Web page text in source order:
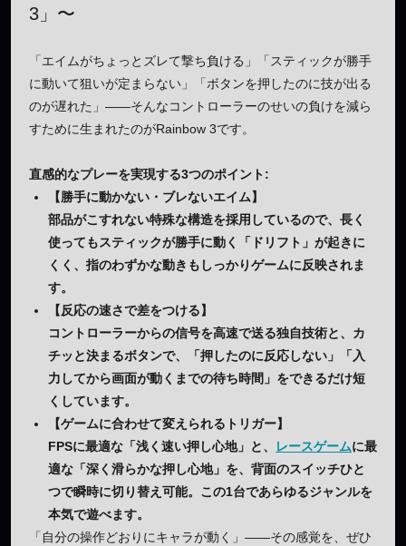
3」〜
「エイムがちょっとズレて撃ち負ける」「スティックが勝手
に動いて狙いが定まらない」「ボタンを押したのに技が出る
のが遅れた」——そんなコントローラーのせいの負けを減ら
すために生まれたのがRainbow 3です。
直感的なプレーを実現する3つのポイント:
【勝手に動かない・ブレないエイム】
部品がこすれない特殊な構造を採用しているので、長く
使ってもスティックが勝手に動く「ドリフト」が起きに
くく、指のわずかな動きもしっかりゲームに反映されま
す。
【反応の速さで差をつける】
コントローラーからの信号を高速で送る独自技術と、カ
チッと決まるボタンで、「押したのに反応しない」「入
力してから画面が動くまでの待ち時間」をできるだけ短
くしています。
【ゲームに合わせて変えられるトリガー】
FPSに最適な「浅く速い押し心地」と、
レースゲームに最
適な「深く滑らかな押し心地」を、背面のスイッチひと
つで瞬時に切り替え可能。この1台であらゆるジャンルを
本気で遊べます。
「自分の操作どおりにキャラが動く」——その感覚を、ぜひ